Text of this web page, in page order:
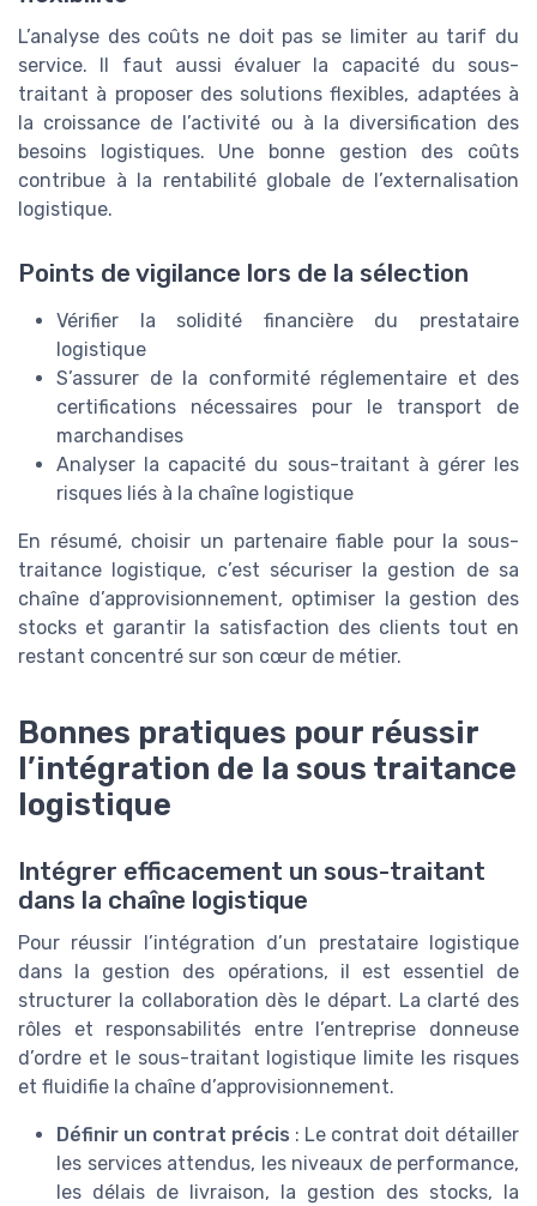
L’analyse des coûts ne doit pas se limiter au tarif du
service. Il faut aussi évaluer la capacité du sous-
traitant à proposer des solutions flexibles, adaptées à
la croissance de l’activité ou à la diversification des
besoins logistiques. Une bonne gestion des coûts
contribue à la rentabilité globale de l’externalisation
logistique.
Points de vigilance lors de la sélection
Vérifier la solidité financière du prestataire
logistique
S’assurer de la conformité réglementaire et des
certifications nécessaires pour le transport de
marchandises
Analyser la capacité du sous-traitant à gérer les
risques liés à la chaîne logistique
En résumé, choisir un partenaire fiable pour la sous-
traitance logistique, c’est sécuriser la gestion de sa
chaîne d’approvisionnement, optimiser la gestion des
stocks et garantir la satisfaction des clients tout en
restant concentré sur son cœur de métier.
Bonnes pratiques pour réussir
l’intégration de la sous traitance
logistique
Intégrer efficacement un sous-traitant
dans la chaîne logistique
Pour réussir l’intégration d’un prestataire logistique
dans la gestion des opérations, il est essentiel de
structurer la collaboration dès le départ. La clarté des
rôles et responsabilités entre l’entreprise donneuse
d’ordre et le sous-traitant logistique limite les risques
et fluidifie la chaîne d’approvisionnement.
Définir un contrat précis : Le contrat doit détailler
les services attendus, les niveaux de performance,
les délais de livraison, la gestion des stocks, la